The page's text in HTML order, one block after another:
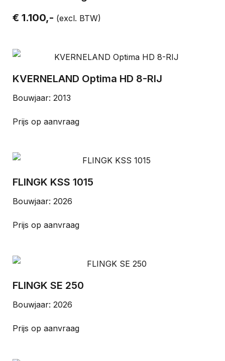
€ 1.100,- (excl. BTW)
KVERNELAND Optima HD 8-RIJ
Bouwjaar: 2013
Prijs op aanvraag
FLINGK KSS 1015
Bouwjaar: 2026
Prijs op aanvraag
FLINGK SE 250
Bouwjaar: 2026
Prijs op aanvraag